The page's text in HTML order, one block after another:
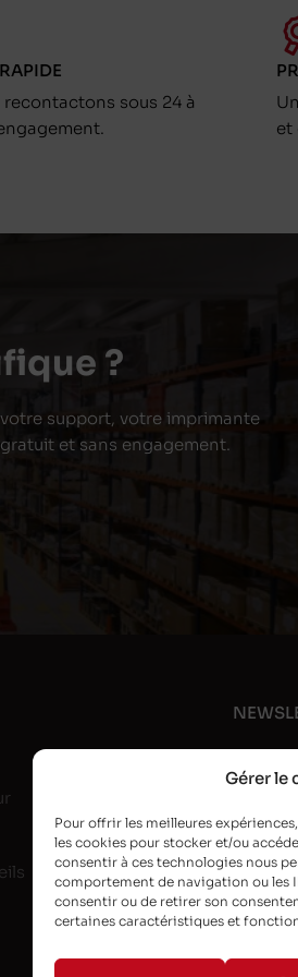
Gérer le
Pour offrir les meilleures
les cookies pour stocker et/ou
consentir à ces technologies nous
comportement de navigation ou les
consentir ou de retirer son
certaines caractéristiques et
recontactons sous 24 à
et
?
support, votre imprimante
et sans engagement.